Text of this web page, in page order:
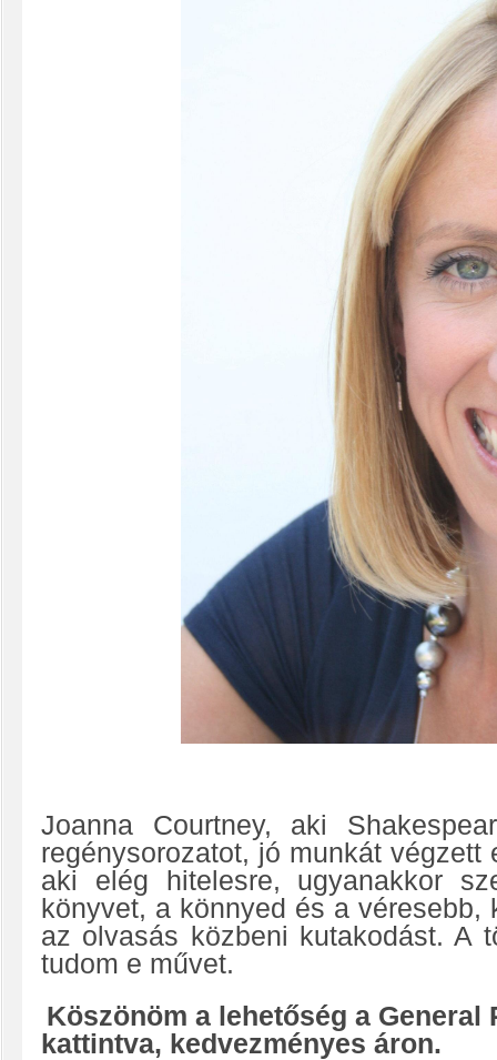
Joanna Courtney, aki
regénysorozatot, jó munkát
aki elég hitelesre, ugyanakkor
könyvet, a könnyed és a
az olvasás közbeni kutakodást. A
tudom e művet.
Köszönöm a lehetőség a
kattintva, kedvezményes áron.